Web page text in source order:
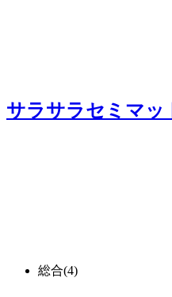
サラサラセミマッ
総合(4)